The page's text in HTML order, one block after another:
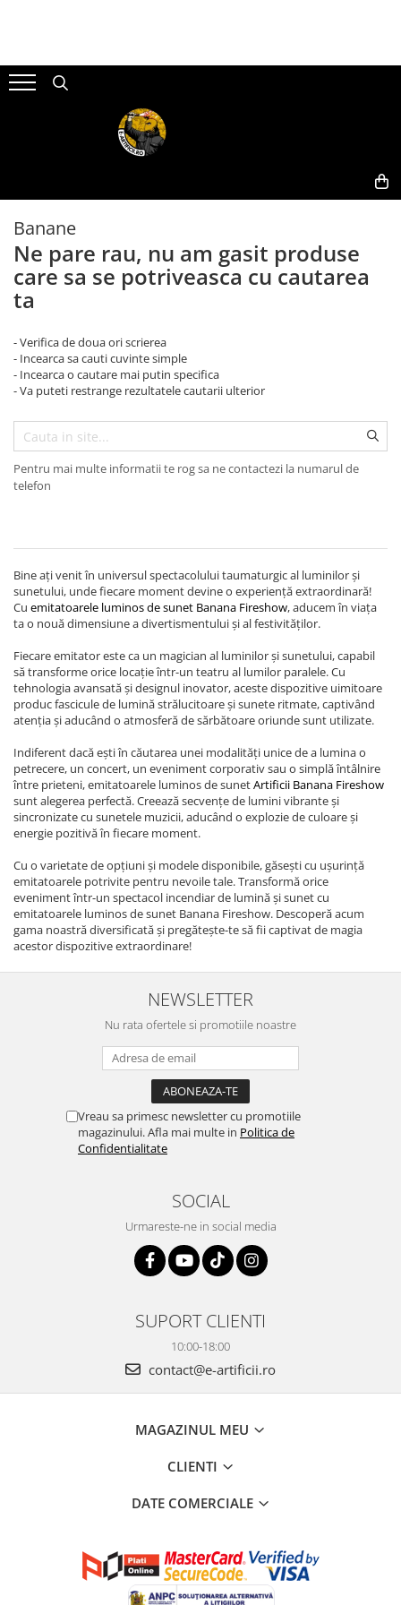
Artificii pentru Tort Engros
Moristi de sol
Stroboscoape
Vulcani
Artificii gender reveal
Baloane gender reveal
reveal
Extinctoare gender reveal
Artificii Tort Engros
Lumanari
Pinata
Seturi complete Petreceri
Banane
Ne pare rau, nu am gasit produse
care sa se potriveasca cu cautarea
ta
- Verifica de doua ori scrierea
- Incearca sa cauti cuvinte simple
- Incearca o cautare mai putin specifica
- Va puteti restrange rezultatele cautarii ulterior
Pentru mai multe informatii te rog sa ne contactezi la numarul de
telefon
Bine ați venit în universul spectacolului taumaturgic al luminilor și
sunetului, unde fiecare moment devine o experiență extraordinară!
Cu emitatoarele luminos de sunet Banana Fireshow, aducem în viața
ta o nouă dimensiune a divertismentului și al festivităților.
Fiecare emitator este ca un magician al luminilor și sunetului, capabil
să transforme orice locație într-un teatru al lumilor paralele. Cu
tehnologia avansată și designul inovator, aceste dispozitive uimitoare
produc fascicule de lumină strălucitoare și sunete ritmate, captivând
atenția și aducând o atmosferă de sărbătoare oriunde sunt utilizate.
Indiferent dacă ești în căutarea unei modalități unice de a lumina o
petrecere, un concert, un eveniment corporativ sau o simplă întâlnire
între prieteni, emitatoarele luminos de sunetArtificii Banana Fireshow
sunt alegerea perfectă. Creează secvențe de lumini vibrante și
sincronizate cu sunetele muzicii, aducând o explozie de culoare și
energie pozitivă în fiecare moment.
Cu o varietate de opțiuni și modele disponibile, găsești cu ușurință
emitatoarele potrivite pentru nevoile tale. Transformă orice
eveniment într-un spectacol incendiar de lumină și sunet cu
emitatoarele luminos de sunet Banana Fireshow. Descoperă acum
gama noastră diversificată și pregătește-te să fii captivat de magia
acestor dispozitive extraordinare!
NEWSLETTER
Nu rata ofertele si promotiile noastre
Vreau sa primesc newsletter cu promotiile
magazinului. Afla mai multe in Politica de
Confidentialitate
SOCIAL
Urmareste-ne in social media
SUPORT CLIENTI
10:00-18:00
contact@e-artificii.ro
MAGAZINUL MEU
CLIENTI
DATE COMERCIALE